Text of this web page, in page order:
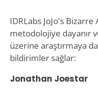
IDRLabs JoJo's
metodolojiye dayanır
üzerine araştırmaya
bildirimler sağlar:
Jonathan Joestar